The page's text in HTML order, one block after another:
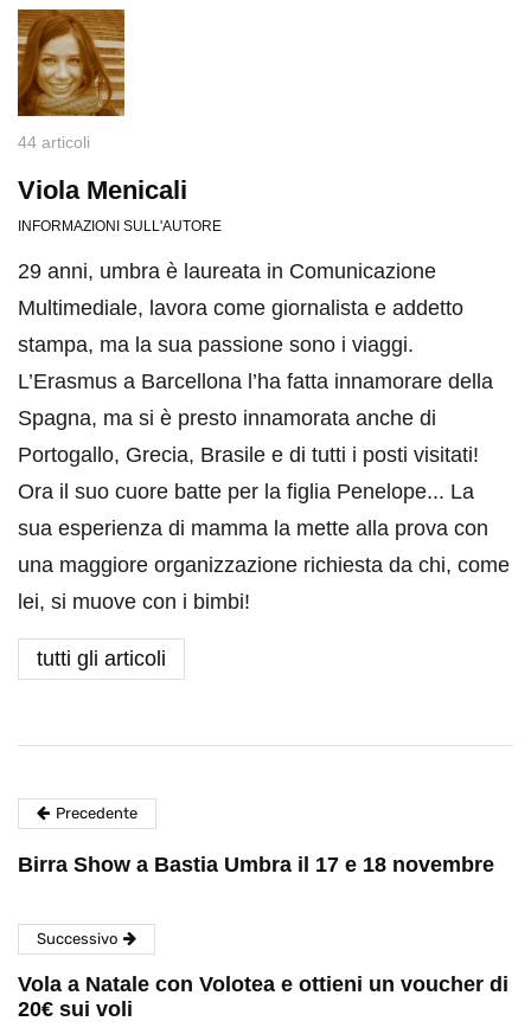
44 articoli
Viola Menicali
INFORMAZIONI SULL'AUTORE
29 anni, umbra è laureata in Comunicazione
Multimediale, lavora come giornalista e addetto
stampa, ma la sua passione sono i viaggi.
L’Erasmus a Barcellona l’ha fatta innamorare della
Spagna, ma si è presto innamorata anche di
Portogallo, Grecia, Brasile e di tutti i posti visitati!
Ora il suo cuore batte per la figlia Penelope... La
sua esperienza di mamma la mette alla prova con
una maggiore organizzazione richiesta da chi, come
lei, si muove con i bimbi!
tutti gli articoli
Precedente
Birra Show a Bastia Umbra il 17 e 18 novembre
Successivo
Vola a Natale con Volotea e ottieni un voucher di
20€ sui voli